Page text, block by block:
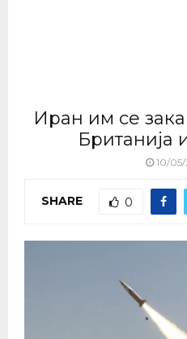
Иран им се
Британија
10/
SHARE 0